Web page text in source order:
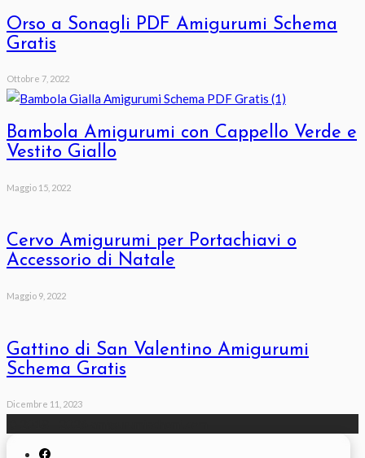
Orso a Sonagli PDF Amigurumi Schema
Gratis
Ottobre 7, 2022
Bambola Amigurumi con Cappello Verde e
Vestito Giallo
Maggio 15, 2022
Cervo Amigurumi per Portachiavi o
Accessorio di Natale
Maggio 9, 2022
Gattino di San Valentino Amigurumi
Schema Gratis
Dicembre 11, 2023